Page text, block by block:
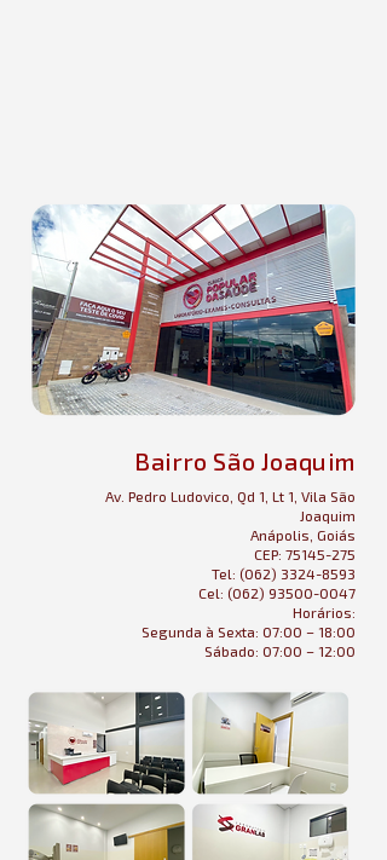
Bairro São Joaquim
Av. Pedro Ludovico, Qd 1, Lt 1, Vila São
Joaquim
Anápolis, Goiás
CEP: 75145-275
Tel: (062) 3324-8593
Cel: (062) 93500-0047
Horários:
Segunda à Sexta: 07:00 – 18:00
Sábado: 07:00 – 12:00